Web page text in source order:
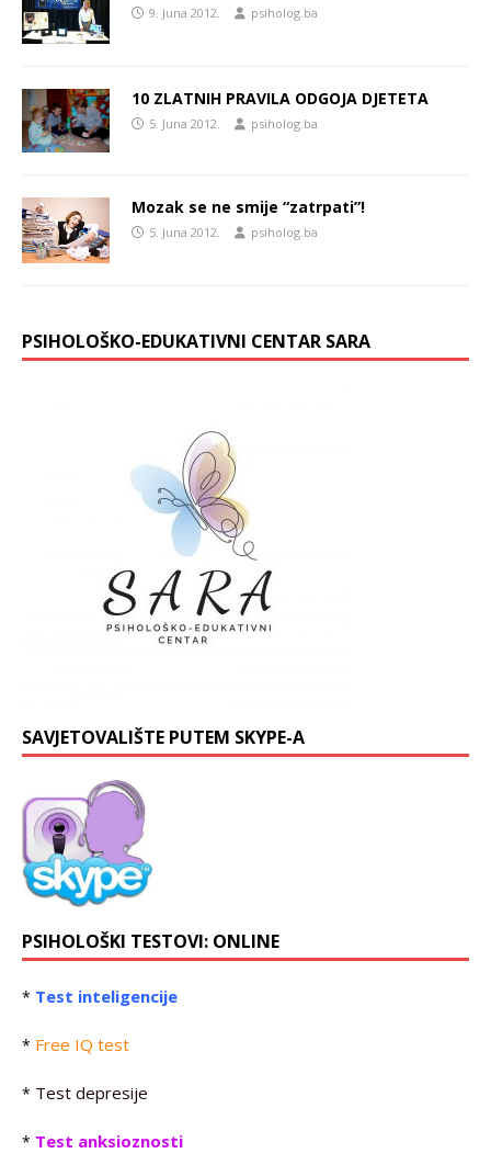
9. Juna 2012. psiholog.ba
10 ZLATNIH PRAVILA ODGOJA DJETETA
5. Juna 2012. psiholog.ba
Mozak se ne smije “zatrpati”!
5. Juna 2012. psiholog.ba
PSIHOLOŠKO-EDUKATIVNI CENTAR SARA
SAVJETOVALIŠTE PUTEM SKYPE-A
PSIHOLOŠKI TESTOVI: ONLINE
* Test inteligencije
* Free IQ test
* Test depresije
* Test anksioznosti